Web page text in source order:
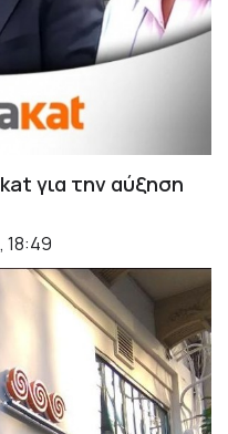
για την αύξηση
18:49